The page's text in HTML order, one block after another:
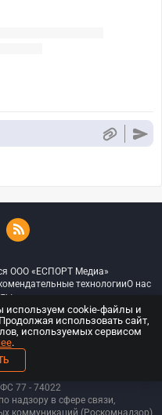
ООО «ЕСПОРТ Медиа»
технологииО нас
права защищены
средств массовой
77 - 74022
надзору в сфере связи,
коммуникаций (Роскомнадзор)
используем cookie-файлы и
использовать сайт,
используемых сервисом
.